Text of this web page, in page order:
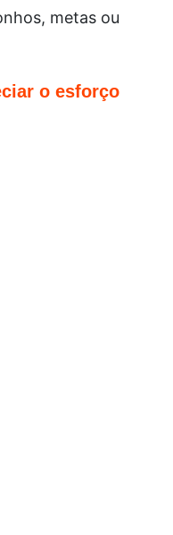
metas ou
o esforço